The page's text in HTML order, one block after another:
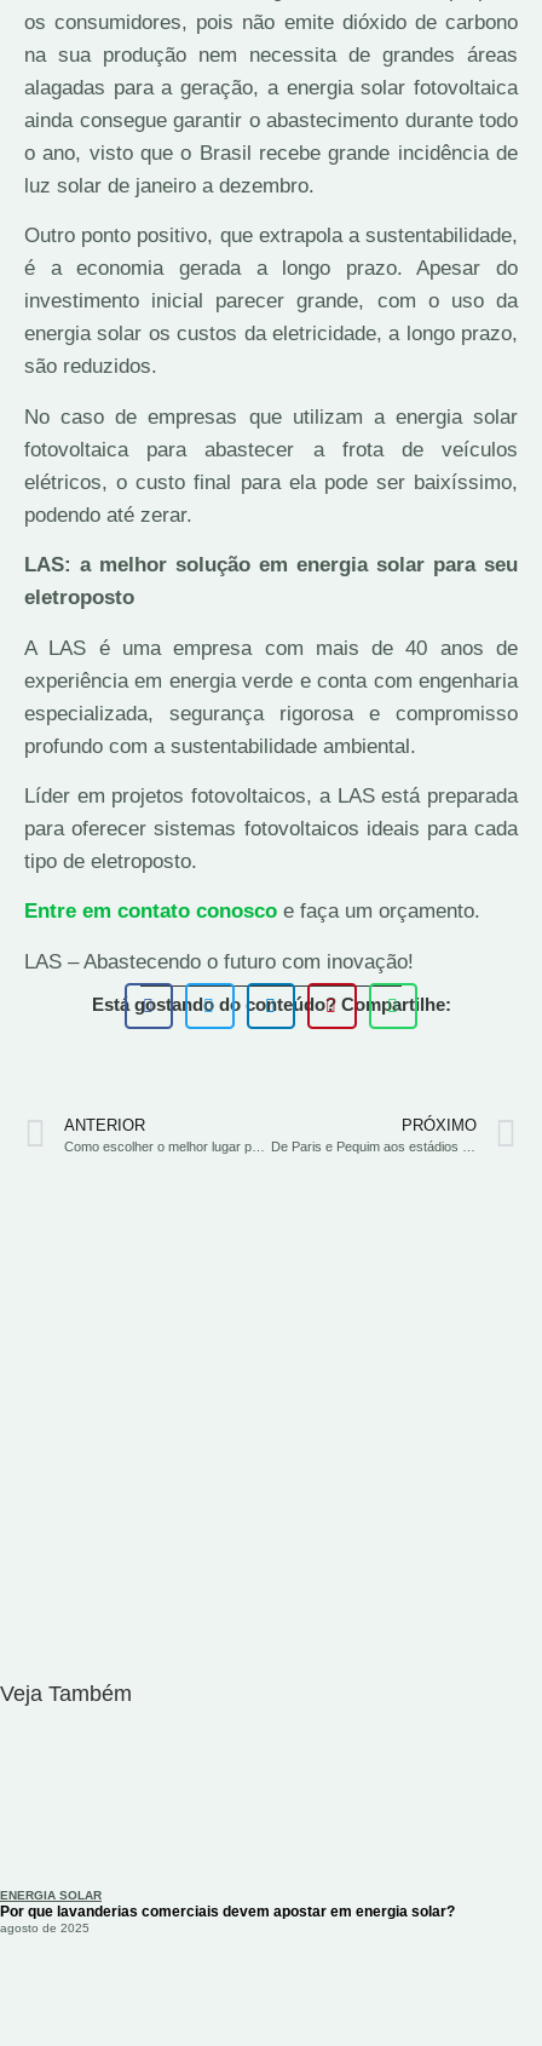
os consumidores, pois não emite dióxido de carbono
na sua produção nem necessita de grandes áreas
alagadas para a geração, a energia solar fotovoltaica
ainda consegue garantir o abastecimento durante todo
o ano, visto que o Brasil recebe grande incidência de
luz solar de janeiro a dezembro.
Outro ponto positivo, que extrapola a sustentabilidade,
é a economia gerada a longo prazo. Apesar do
investimento inicial parecer grande, com o uso da
energia solar os custos da eletricidade, a longo prazo,
são reduzidos.
No caso de empresas que utilizam a energia solar
fotovoltaica para abastecer a frota de veículos
elétricos, o custo final para ela pode ser baixíssimo,
podendo até zerar.
LAS: a melhor solução em energia solar para seu
eletroposto
A LAS é uma empresa com mais de 40 anos de
experiência em energia verde e conta com engenharia
especializada, segurança rigorosa e compromisso
profundo com a sustentabilidade ambiental.
Líder em projetos fotovoltaicos, a LAS está preparada
para oferecer sistemas fotovoltaicos ideais para cada
tipo de eletroposto.
Entre em contato conosco e faça um orçamento.
LAS – Abastecendo o futuro com inovação!
Está gostando do conteúdo? Compartilhe:
ANTERIOR
Como escolher o melhor lugar para instalar o painel solar?
PRÓXIMO
De Paris e Pequim aos estádios brasileiros: 7 instalações esportivas abastecidas por energia solar
Veja Também
ENERGIA SOLAR
Por que lavanderias comerciais devem apostar em energia solar?
agosto de 2025